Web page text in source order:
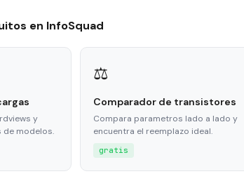
en InfoSquad
y
de modelos.
⚖
Comparador de transistores
Compara parametros lado a lado y
encuentra el reemplazo ideal.
gratis